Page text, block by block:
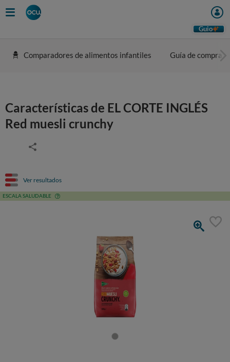
Guio
Comparadores de alimentos infantiles Guía de compra
Características de EL CORTE INGLÉS
Red muesli crunchy
Ver resultados
ESCALA SALUDABLE